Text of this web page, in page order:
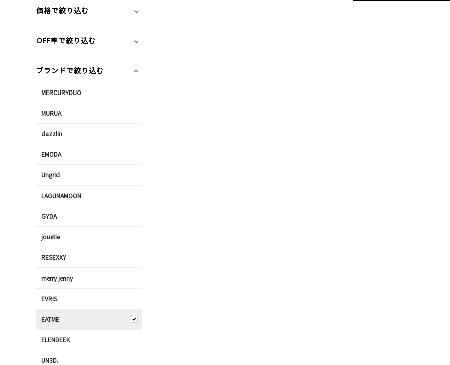
価格で絞り込む
OFF率で絞り込む
ブランドで絞り込む
MERCURYDUO
MURUA
dazzlin
EMODA
Ungrid
LAGUNAMOON
GYDA
jouetie
RESEXXY
merry jenny
EVRIS
EATME
ELENDEEK
UN3D.